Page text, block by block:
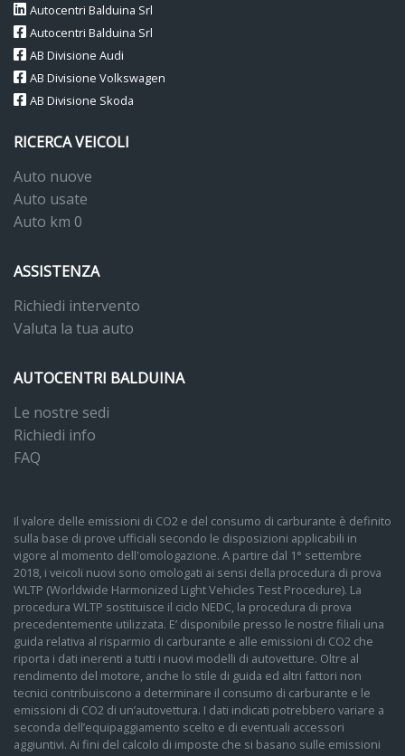
Autocentri Balduina Srl
Autocentri Balduina Srl
AB Divisione Audi
AB Divisione Volkswagen
AB Divisione Skoda
RICERCA VEICOLI
Auto nuove
Auto usate
Auto km 0
ASSISTENZA
Richiedi intervento
Valuta la tua auto
AUTOCENTRI BALDUINA
Le nostre sedi
Richiedi info
FAQ
Il valore delle emissioni di CO2 e del consumo di carburante è definito
sulla base di prove ufficiali secondo le disposizioni applicabili in
vigore al momento dell'omologazione. A partire dal 1° settembre
2018, i veicoli nuovi sono omologati ai sensi della procedura di prova
WLTP (Worldwide Harmonized Light Vehicles Test Procedure). La
procedura WLTP sostituisce il ciclo NEDC, la procedura di prova
precedentemente utilizzata. E’ disponibile presso le nostre filiali una
guida relativa al risparmio di carburante e alle emissioni di CO2 che
riporta i dati inerenti a tutti i nuovi modelli di autovetture. Oltre al
rendimento del motore, anche lo stile di guida ed altri fattori non
tecnici contribuiscono a determinare il consumo di carburante e le
emissioni di CO2 di un’autovettura. I dati indicati potrebbero variare a
seconda dell’equipaggiamento scelto e di eventuali accessori
aggiuntivi. Ai fini del calcolo di imposte che si basano sulle emissioni